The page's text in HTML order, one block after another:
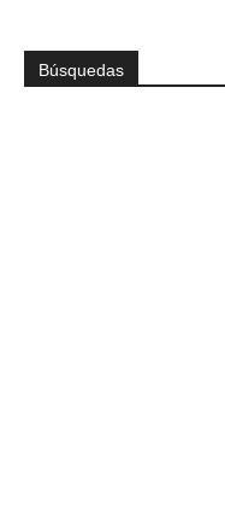
Búsquedas